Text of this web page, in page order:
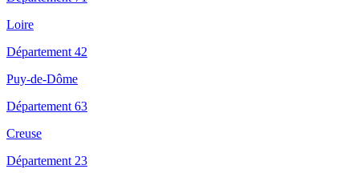
Loire
Département 42
Puy-de-Dôme
Département 63
Creuse
Département 23